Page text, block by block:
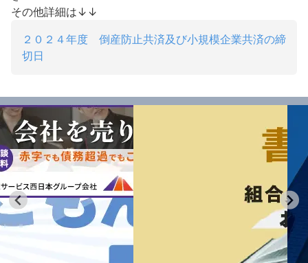
その他詳細は↓↓
２０２４年度 倒産防止共済及び小規模企業共済の締
切日